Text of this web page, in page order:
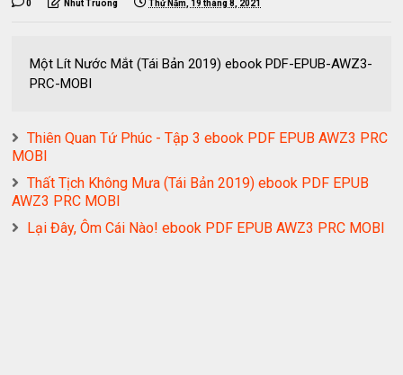
0 Nhut Truong Thứ Năm, 19 tháng 8, 2021
Một Lít Nước Mắt (Tái Bản 2019) ebook PDF-EPUB-AWZ3-
PRC-MOBI
Thiên Quan Tứ Phúc - Tập 3 ebook PDF EPUB AWZ3 PRC
MOBI
Thất Tịch Không Mưa (Tái Bản 2019) ebook PDF EPUB
AWZ3 PRC MOBI
Lại Đây, Ôm Cái Nào! ebook PDF EPUB AWZ3 PRC MOBI